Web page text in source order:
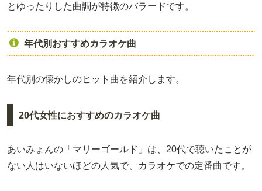
とゆったりした曲調が特徴のバラードです。
年代別おすすめカラオケ曲
年代別の懐かしのヒット曲を紹介します。
20代女性におすすめのカラオケ曲
あいみょんの「マリーゴールド」は、20代で聴いたことが
ない人はいないほどの人気で、カラオケでの定番曲です。